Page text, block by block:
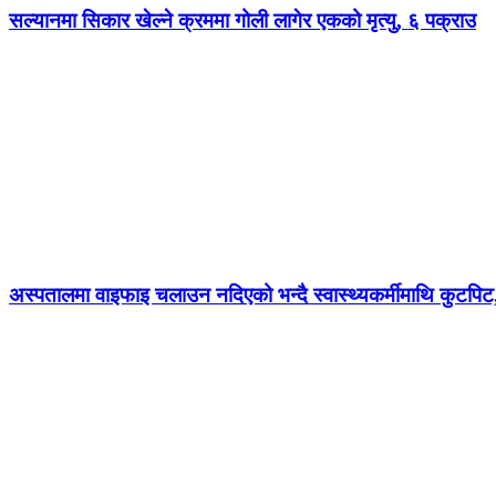
सल्यानमा सिकार खेल्ने क्रममा गोली लागेर एकको मृत्यु, ६ पक्राउ
अस्पतालमा वाइफाइ चलाउन नदिएको भन्दै स्वास्थ्यकर्मीमाथि